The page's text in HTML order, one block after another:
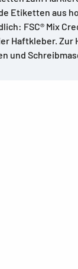
Etiketten aus
FSC® Mix
Haftkleber. Zur
und